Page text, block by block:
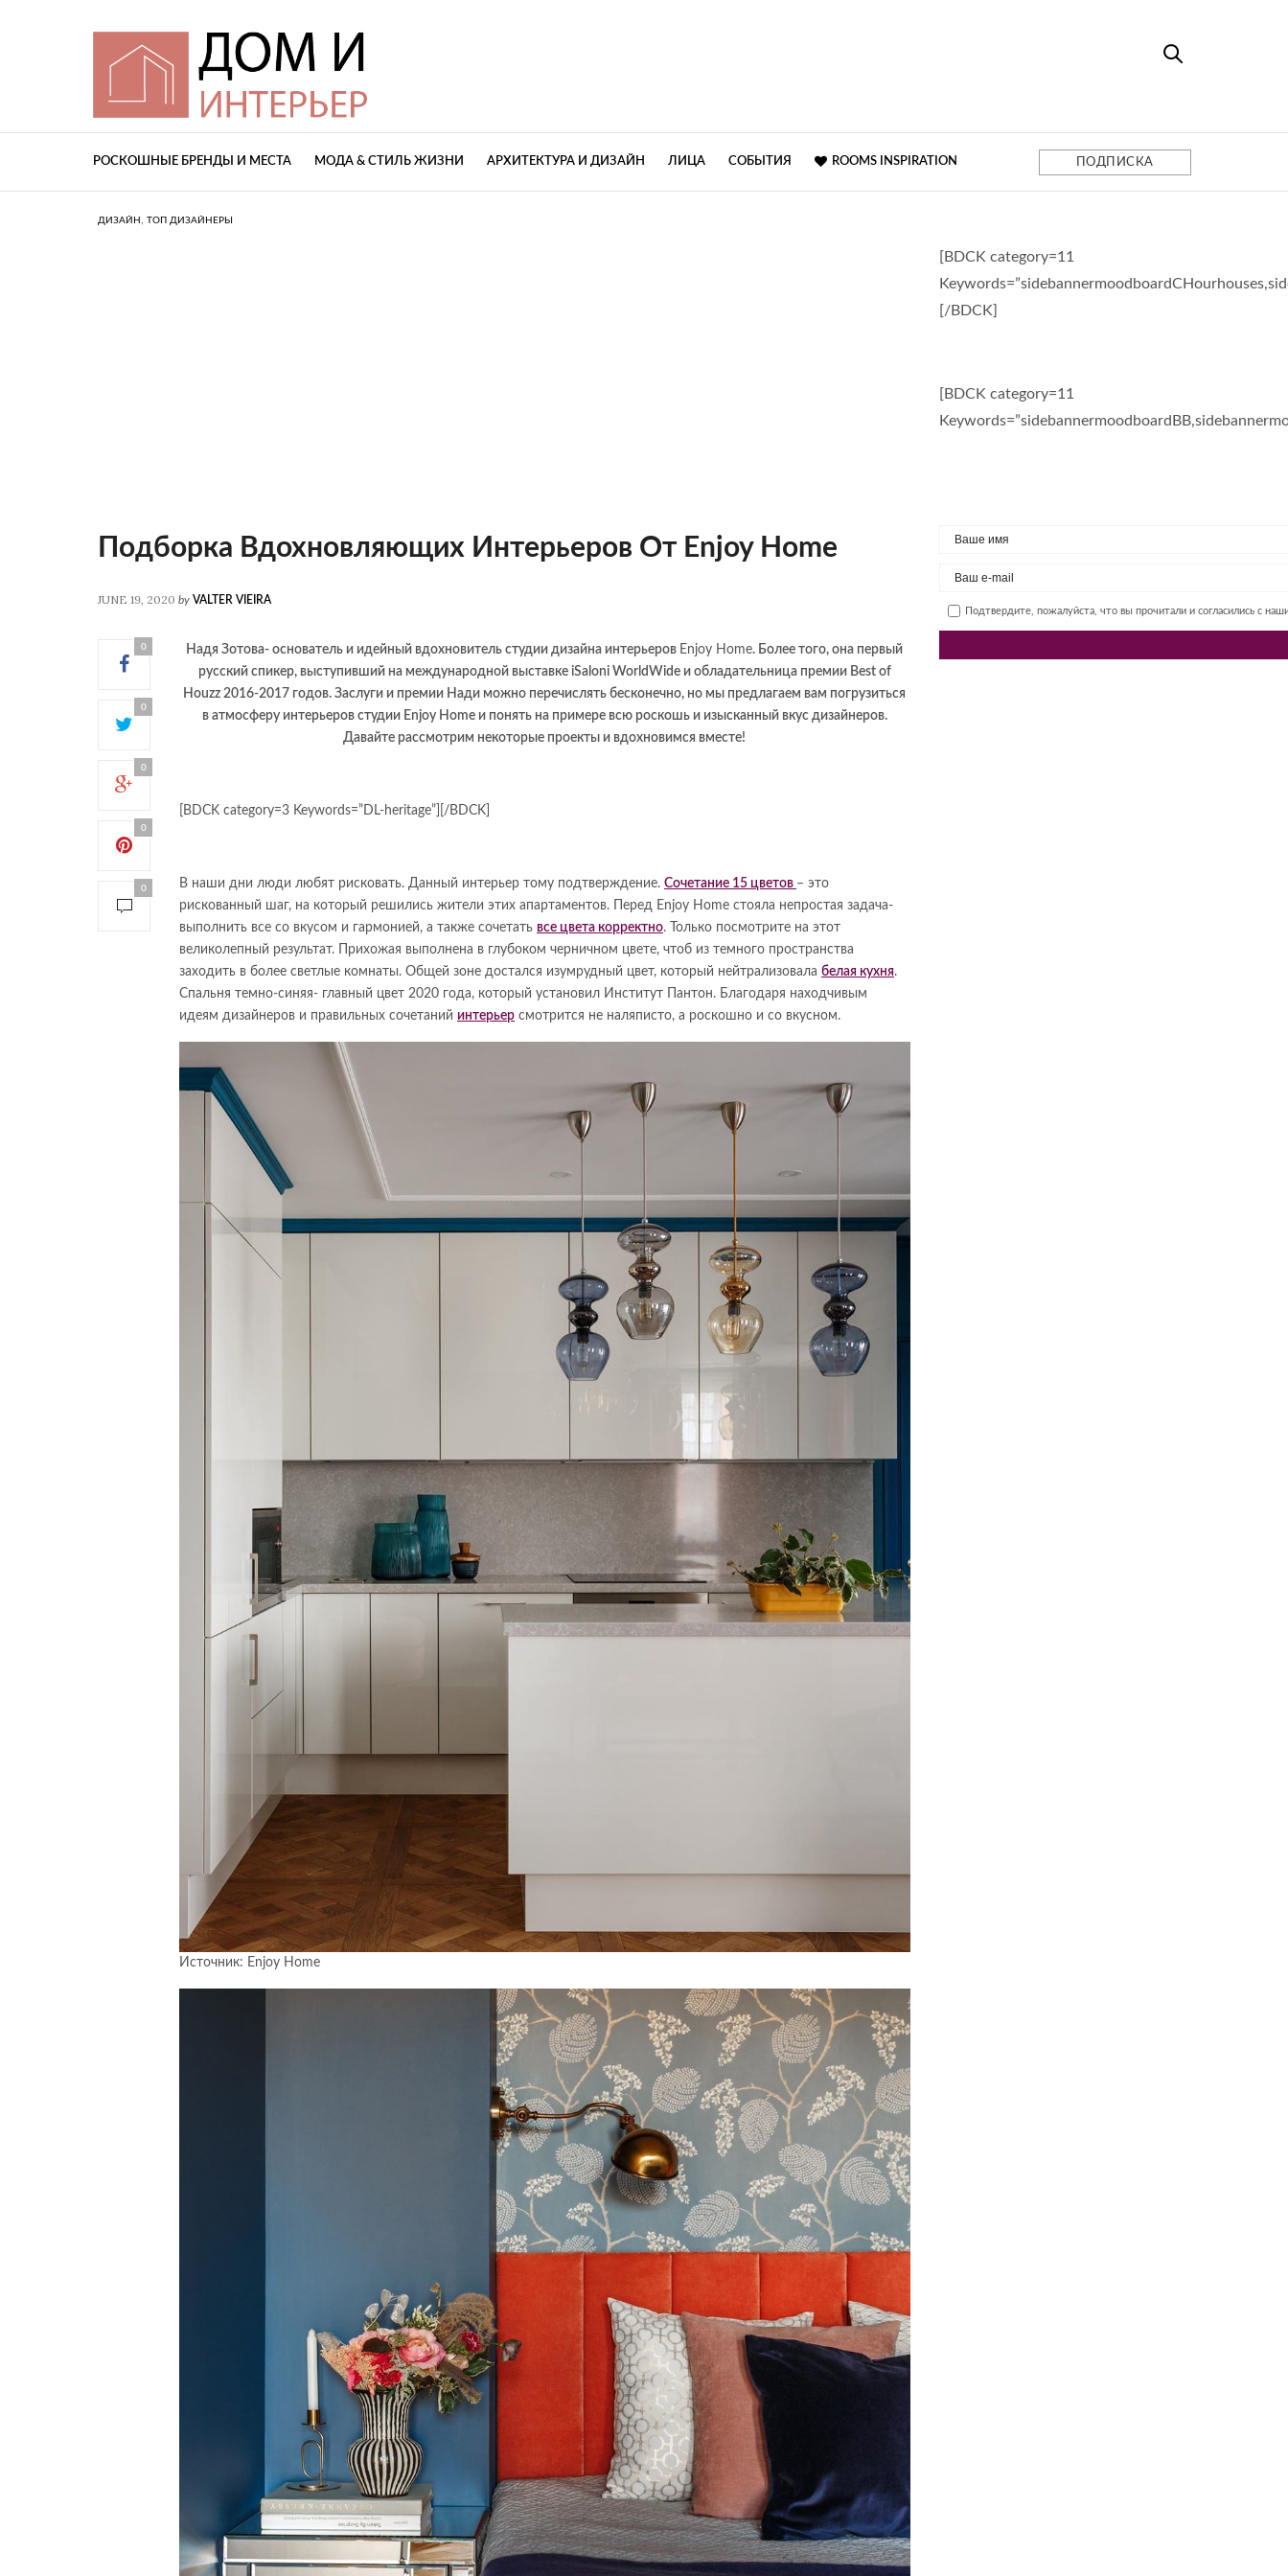
РОСКОШНЫЕ БРЕНДЫ И МЕСТА МОДА & СТИЛЬ ЖИЗНИ АРХИТЕКТУРА И ДИЗАЙН ЛИЦА СОБЫТИЯ ROOMS INSPIRATION ПОДПИСКА
ДИЗАЙН , ТОП ДИЗАЙНЕРЫ
Подборка Вдохновляющих Интерьеров От Enjoy Home
JUNE 19, 2020 by VALTER VIEIRA
0
0
0
0
0
Надя Зотова- основатель и идейный вдохновитель студии дизайна интерьеров Enjoy Home. Более того, она первый
русский спикер, выступивший на международной выставке iSaloni WorldWide и обладательница премии Best of
Houzz 2016-2017 годов. Заслуги и премии Нади можно перечислять бесконечно, но мы предлагаем вам погрузиться
в атмосферу интерьеров студии Enjoy Home и понять на примере всю роскошь и изысканный вкус дизайнеров.
Давайте рассмотрим некоторые проекты и вдохновимся вместе!
[BDCK category=3 Keywords=”DL-heritage”][/BDCK]
В наши дни люди любят рисковать. Данный интерьер тому подтверждение. Сочетание 15 цветов – это
рискованный шаг, на который решились жители этих апартаментов. Перед Enjoy Home стояла непростая задача-
выполнить все со вкусом и гармонией, а также сочетать все цвета корректно. Только посмотрите на этот
великолепный результат. Прихожая выполнена в глубоком черничном цвете, чтоб из темного пространства
заходить в более светлые комнаты. Общей зоне достался изумрудный цвет, который нейтрализовала белая кухня.
Спальня темно-синяя- главный цвет 2020 года, который установил Институт Пантон. Благодаря находчивым
идеям дизайнеров и правильных сочетаний интерьер смотрится не наляписто, а роскошно и со вкусном.
Источник: Enjoy Home
[BDCK category=11
[/BDCK]
[BDCK category=11
Подтвердите, пожалуйста, что вы прочитали и согласились с